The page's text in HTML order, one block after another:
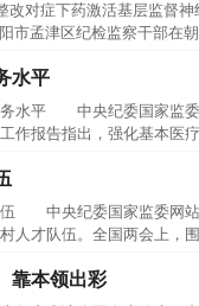
改对症下药激活基层监督
孟津区纪检监察干部在朝
水平
水平 中央纪委国家监
作报告指出，强化基本医
中央纪委国家监委网
人才队伍。全国两会上，
靠本领出彩 一纸